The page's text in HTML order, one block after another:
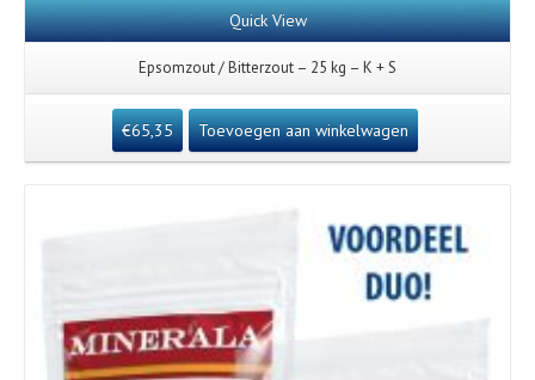
Quick View
Epsomzout / Bitterzout – 25 kg – K + S
€65,35 Toevoegen aan winkelwagen